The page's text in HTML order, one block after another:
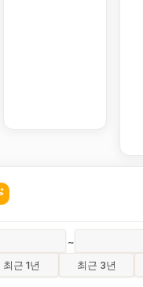
~
최근 1년
최근 3년